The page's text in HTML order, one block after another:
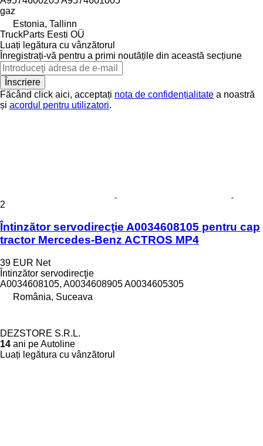
gaz
Estonia, Tallinn
TruckParts Eesti OÜ
Luați legătura cu vânzătorul
Înregistrați-vă pentru a primi noutățile din această secțiune
Înscriere
Făcând click aici, acceptați nota de confidențialitate a noastră
și acordul pentru utilizatori.
2
Întinzător servodirecţie A0034608105 pentru cap
tractor Mercedes-Benz ACTROS MP4
39 EUR Net
Întinzător servodirecţie
A0034608105, A0034608905 A0034605305
România, Suceava
DEZSTORE S.R.L.
14 ani pe Autoline
Luați legătura cu vânzătorul